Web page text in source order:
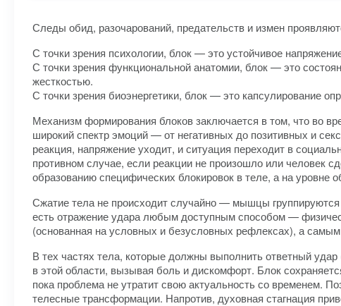
Следы обид, разочарований, предательств и измен
С точки зрения психологии, блок — это устойчивое
С точки зрения функциональной анатомии, блок — это
жесткостью.
С точки зрения биоэнергетики, блок — это капсулирование
Механизм формирования блоков заключается в том, что во
широкий спектр эмоций — от негативных до позитивных и
реакция, напряжение уходит, и ситуация переходит в
противном случае, если реакции не произошло или человек
образованию специфических блокировок в теле, а на уровне
Сжатие тела не происходит случайно — мышцы
есть отражение удара любым доступным способом —
(основанная на условных и безусловных рефлексах), а
В тех частях тела, которые должны выполнить ответный
в этой области, вызывая боль и дискомфорт. Блок
пока проблема не утратит свою актуальность со временем.
телесные трансформации. Напротив, духовная стагнация